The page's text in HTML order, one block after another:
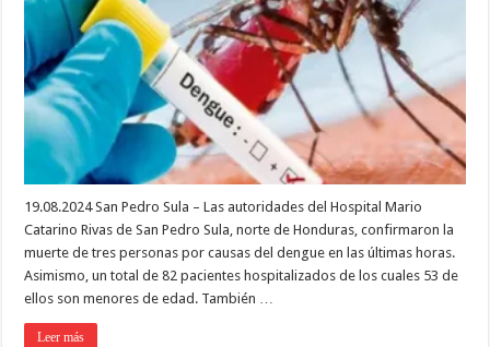
19.08.2024 San Pedro Sula – Las autoridades del Hospital Mario
Catarino Rivas de San Pedro Sula, norte de Honduras, confirmaron la
muerte de tres personas por causas del dengue en las últimas horas.
Asimismo, un total de 82 pacientes hospitalizados de los cuales 53 de
ellos son menores de edad. También …
Leer más